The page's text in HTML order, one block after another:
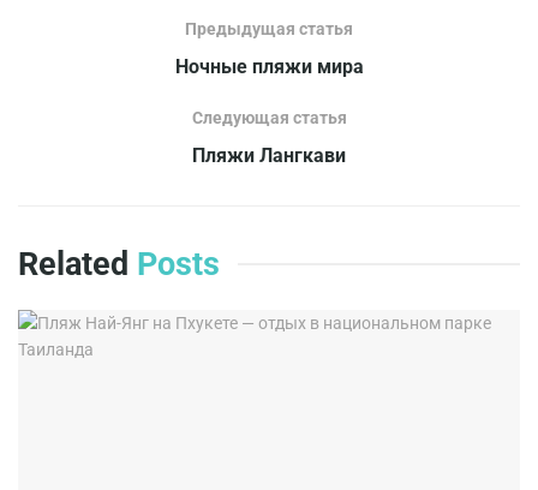
Предыдущая статья
Ночные пляжи мира
Следующая статья
Пляжи Лангкави
Related Posts